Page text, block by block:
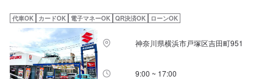
代車OK カードOK 電子マネーOK QR決済OK ローンOK
神奈川県横浜市戸塚区吉田町951
9:00 ~ 17:00